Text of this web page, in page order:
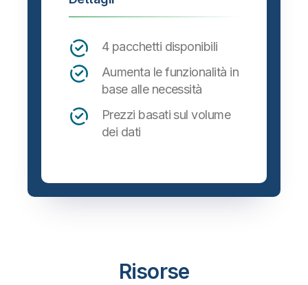
4 pacchetti disponibili
Aumenta le funzionalità in
base alle necessità
Prezzi basati sul volume
dei dati
Risorse